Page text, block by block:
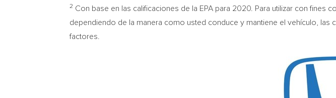
2 Con base en las calificaciones de la EPA para 2020. Para utilizar con fines
dependiendo de la manera como usted conduce y mantiene el vehículo,
factores.